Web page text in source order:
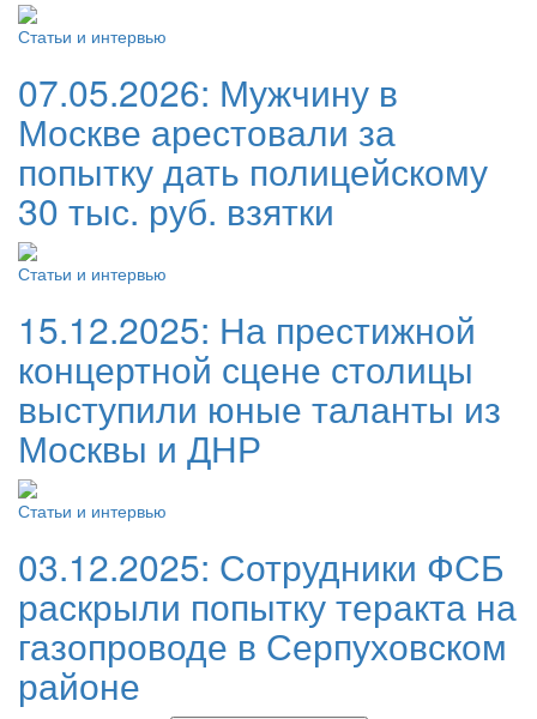
Статьи и интервью
07.05.2026: Мужчину в
Москве арестовали за
попытку дать полицейскому
30 тыс. руб. взятки
Статьи и интервью
15.12.2025: На престижной
концертной сцене столицы
выступили юные таланты из
Москвы и ДНР
Статьи и интервью
03.12.2025: Сотрудники ФСБ
раскрыли попытку теракта на
газопроводе в Серпуховском
районе